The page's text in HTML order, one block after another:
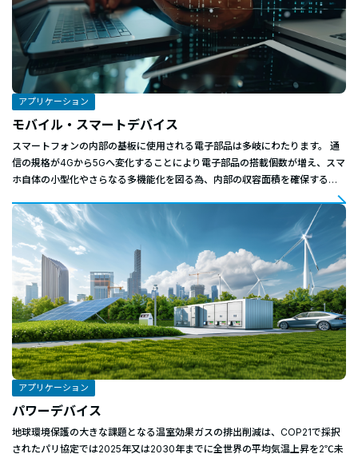
アプリケーション
モバイル・スマートデバイス
スマートフォンの内部の基板に使用される電子部品は多岐にわたります。 通
信の規格が4Gから5Gへ変化することにより電子部品の搭載個数が増え、スマ
ホ自体の小型化やさらなる多機能化を図る為、内部の収容面積を確保する必
アプリケーション
パワーデバイス
地球環境保護の大きな課題となる温室効果ガスの排出削減は、COP21で採択
されたパリ協定では2025年又は2030年までに全世界の平均気温上昇を2℃未